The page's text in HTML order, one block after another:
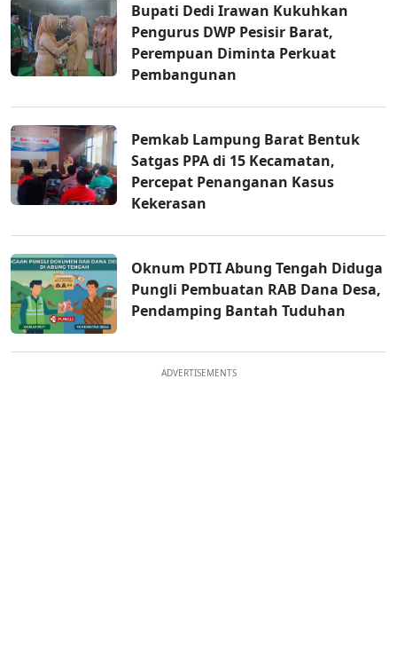
Bupati Dedi Irawan Kukuhkan
Pengurus DWP Pesisir Barat,
Perempuan Diminta Perkuat
Pembangunan
Pemkab Lampung Barat Bentuk
Satgas PPA di 15 Kecamatan,
Percepat Penanganan Kasus
Kekerasan
Oknum PDTI Abung Tengah Diduga
Pungli Pembuatan RAB Dana Desa,
Pendamping Bantah Tuduhan
ADVERTISEMENTS